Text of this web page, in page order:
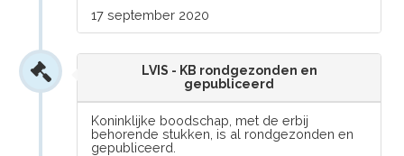
17 september 2020
LVIS - KB rondgezonden en
gepubliceerd
Koninklijke boodschap, met de erbij
behorende stukken, is al rondgezonden en
gepubliceerd.